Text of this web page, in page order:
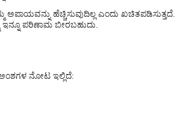
ಹೆಚ್ಚಿಸುವುದಿಲ್ಲ ಎಂದು ಖಚಿತಪಡಿಸುತ್ತದೆ.
ಪರಿಣಾಮ ಬೀರಬಹುದು.
ನೋಟ ಇಲ್ಲಿದೆ: